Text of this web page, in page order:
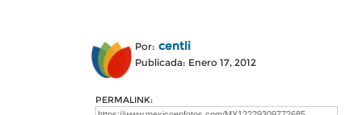
Por: centli
Publicada: Enero 17, 2012
PERMALINK: